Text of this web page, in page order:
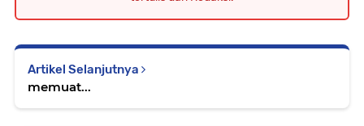
Artikel Selanjutnya
memuat...